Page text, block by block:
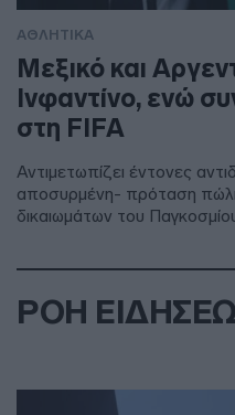
ΑΘΛΗΤΙΚΑ
Μεξικό και
Ινφαντίνο, ενώ
στη FIFA
Αντιμετωπίζει έντονες
αποσυρμένη- πρόταση
δικαιωμάτων του
ΡΟΗ